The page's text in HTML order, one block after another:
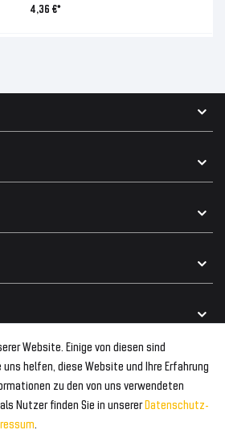
4,36 €*
Website. Einige von diesen sind
helfen, diese Website und Ihre Erfahrung
zu den von uns verwendeten
Nutzer finden Sie in unsererDaten­schutz­
.